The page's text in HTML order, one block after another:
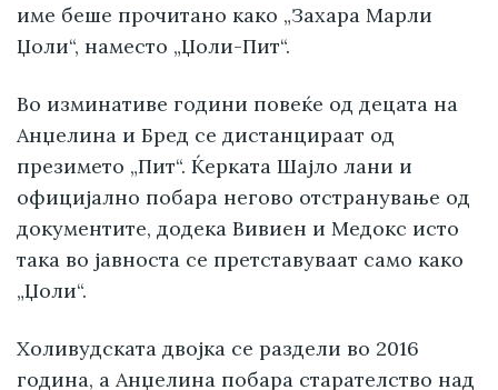
име беше прочитано како „Захара Марли
Џоли“, наместо „Џоли-Пит“.
Во изминативе години повеќе од децата на
Анџелина и Бред се дистанцираат од
презимето „Пит“. Ќерката Шајло лани и
официјално побара негово отстранување од
документите, додека Вивиен и Медокс исто
така во јавноста се претставуваат само како
„Џоли“.
Холивудската двојка се раздели во 2016
година, а Анџелина побара старателство над